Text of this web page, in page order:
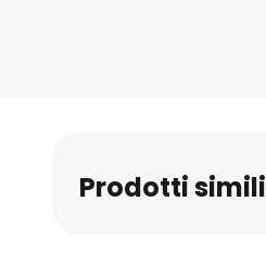
Prodotti simili